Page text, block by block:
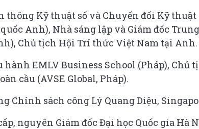
thông Kỹ thuật số và Chuyển đổi Kỹ thuật
Anh), Nhà sáng lập và Giám đốc Trung
Chủ tịch Hội Trí thức Việt Nam tại Anh.
EMLV Business School (Pháp), Chủ
cầu (AVSE Global, Pháp).
Chính sách công Lý Quang Diệu,
nguyên Giám đốc Đại học Quốc gia Hà